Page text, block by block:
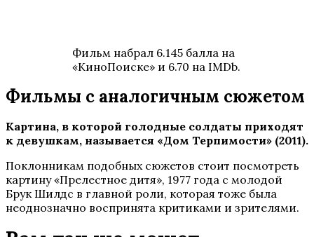
Фильм набрал 6.145 балла на
«КиноПоиске» и 6.70 на IMDb.
Фильмы с аналогичным сюжетом
Картина, в которой голодные солдаты приходят
к девушкам, называется «Дом Терпимости» (2011).
Поклонникам подобных сюжетов стоит посмотреть
картину «Прелестное дитя», 1977 года с молодой
Брук Шилдс в главной роли, которая тоже была
неоднозначно воспринята критиками и зрителями.